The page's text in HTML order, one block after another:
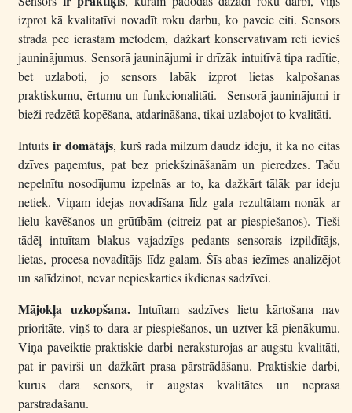
izprot kā kvalitatīvi novadīt roku darbu, ko paveic citi. Sensors
strādā pēc ierastām metodēm, dažkārt konservatīvām reti ievieš
jauninājumus. Sensorā jauninājumi ir drīzāk intuitīvā tipa radītie,
bet uzlaboti, jo sensors labāk izprot lietas kalpošanas
praktiskumu, ērtumu un funkcionalitāti. Sensorā jauninājumi ir
bieži redzētā kopēšana, atdarināšana, tikai uzlabojot to kvalitāti.
Intuīts ir domātājs, kurš rada milzum daudz ideju, it kā no citas
dzīves paņemtus, pat bez priekšzināšanām un pieredzes. Taču
nepelnītu nosodījumu izpelnās ar to, ka dažkārt tālāk par ideju
netiek. Viņam idejas novadīšana līdz gala rezultātam nonāk ar
lielu kavēšanos un grūtībām (citreiz pat ar piespiešanos). Tieši
tādēļ intuītam blakus vajadzīgs pedants sensorais izpildītājs,
lietas, procesa novadītājs līdz galam. Šīs abas iezīmes analizējot
un salīdzinot, nevar nepieskarties ikdienas sadzīvei.
Mājokļa uzkopšana.Intuītam sadzīves lietu kārtošana nav
prioritāte, viņš to dara ar piespiešanos, un uztver kā pienākumu.
Viņa paveiktie praktiskie darbi neraksturojas ar augstu kvalitāti,
pat ir pavirši un dažkārt prasa pārstrādāšanu. Praktiskie darbi,
kurus dara sensors, ir augstas kvalitātes un neprasa
pārstrādāšanu.